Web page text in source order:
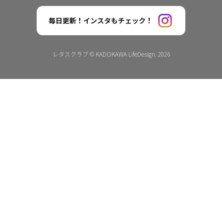
毎日更新！インスタもチェック！
レタスクラブ © KADOKAWA LifeDesign. 2026